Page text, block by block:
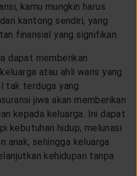
kamu mungkin harus
kantong sendiri, yang
finansial yang signifikan.
dapat memberikan
atau ahli waris yang
tak terduga yang
jiwa akan memberikan
kepada keluarga. Ini dapat
kebutuhan hidup, melunasi
anak, sehingga keluarga
kehidupan tanpa